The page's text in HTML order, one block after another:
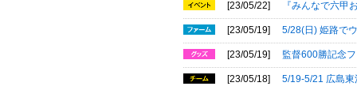
[23/05/22] 『みんなで六甲
[23/05/19] 5/28(日) 姫路で
[23/05/19] 監督600勝記念
[23/05/18] 5/19-5/21 広島